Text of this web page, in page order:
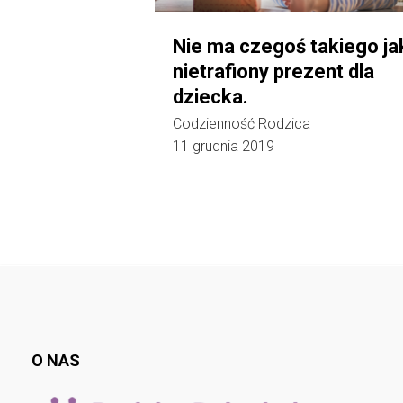
Nie ma czegoś takiego
nietrafiony prezent dla
dziecka.
Codzienność Rodzica
11 grudnia 2019
O NAS